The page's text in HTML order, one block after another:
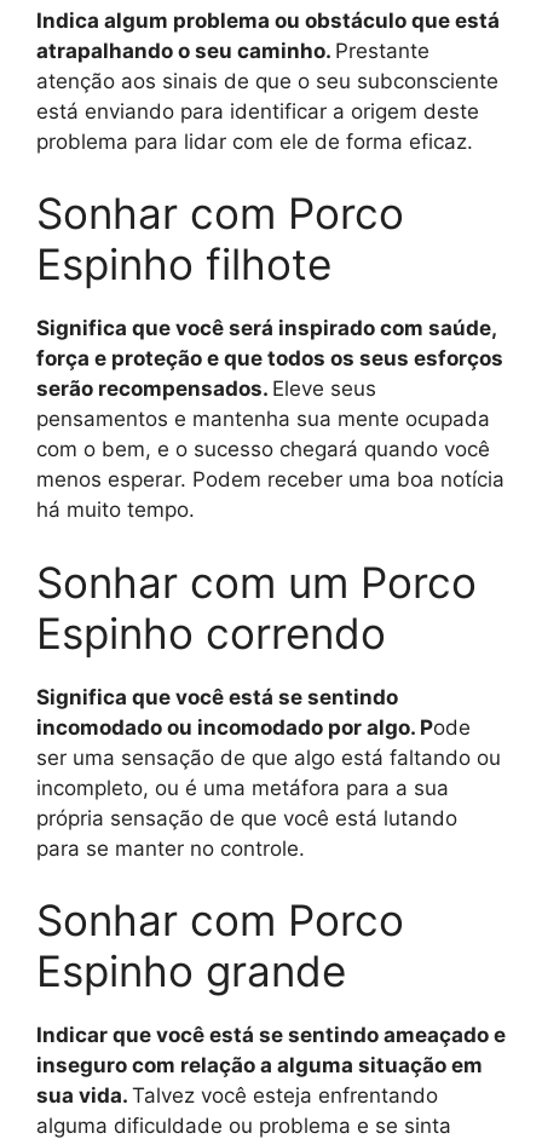
Indica algum problema ou obstáculo que está
atrapalhando o seu caminho. Prestante
atenção aos sinais de que o seu subconsciente
está enviando para identificar a origem deste
problema para lidar com ele de forma eficaz.
Sonhar com Porco
Espinho filhote
Significa que você será inspirado com saúde,
força e proteção e que todos os seus esforços
serão recompensados. Eleve seus
pensamentos e mantenha sua mente ocupada
com o bem, e o sucesso chegará quando você
menos esperar. Podem receber uma boa notícia
há muito tempo.
Sonhar com um Porco
Espinho correndo
Significa que você está se sentindo
incomodado ou incomodado por algo. Pode
ser uma sensação de que algo está faltando ou
incompleto, ou é uma metáfora para a sua
própria sensação de que você está lutando
para se manter no controle.
Sonhar com Porco
Espinho grande
Indicar que você está se sentindo ameaçado e
inseguro com relação a alguma situação em
sua vida. Talvez você esteja enfrentando
alguma dificuldade ou problema e se sinta